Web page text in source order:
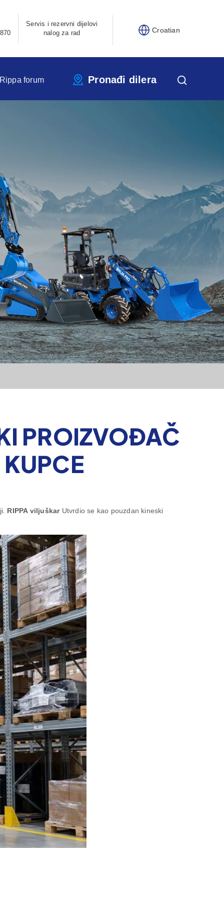
Servis i rezervni dijelovi
nalog za rad
Croatian
forum Pronađi dilera
PROIZVOĐAČ
RIPPA viljuškarUtvrdio se kao pouzdan kineski